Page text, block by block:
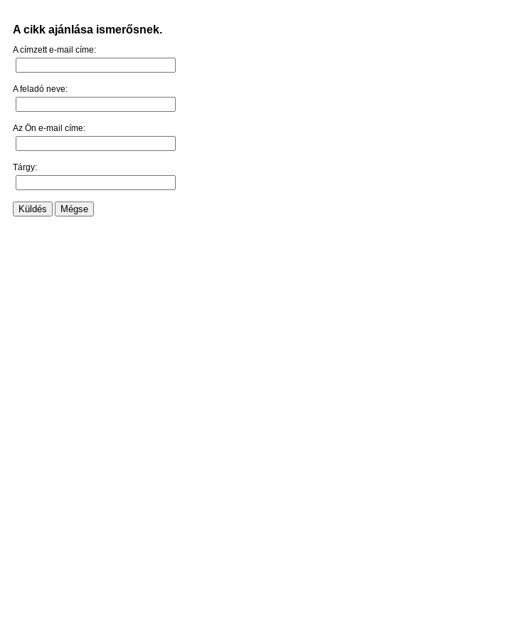
A cikk ajánlása ismerősnek.
A címzett e-mail címe:
A feladó neve:
Az Ön e-mail címe:
Tárgy:
Küldés Mégse